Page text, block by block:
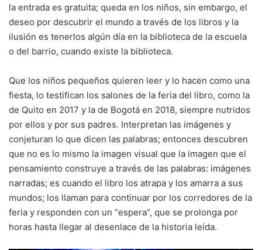
la entrada es gratuita; queda en los niños, sin embargo, el
deseo por descubrir el mundo a través de los libros y la
ilusión es tenerlos algún día en la biblioteca de la escuela
o del barrio, cuando existe la biblioteca.
Que los niños pequeños quieren leer y lo hacen como una
fiesta, lo testifican los salones de la feria del libro, como la
de Quito en 2017 y la de Bogotá en 2018, siempre nutridos
por ellos y por sus padres. Interpretan las imágenes y
conjeturan lo que dicen las palabras; entonces descubren
que no es lo mismo la imagen visual que la imagen que el
pensamiento construye a través de las palabras: imágenes
narradas; es cuando el libro los atrapa y los amarra a sus
mundos; los llaman para continuar por los corredores de la
feria y responden con un “espera”, que se prolonga por
horas hasta llegar al desenlace de la historia leída.